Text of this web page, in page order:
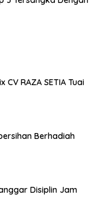
RAZA SETIA Tuai
Berhadiah
Disiplin Jam